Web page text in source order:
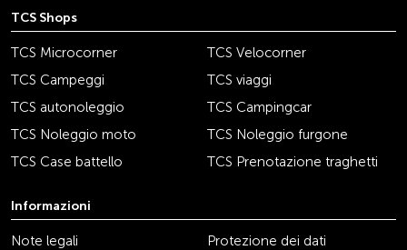
TCS Shops
TCS Microcorner
TCS Velocorner
TCS Campeggi
TCS viaggi
TCS autonoleggio
TCS Campingcar
TCS Noleggio moto
TCS Noleggio furgone
TCS Case battello
TCS Prenotazione traghetti
Informazioni
Note legali
Protezione dei dati